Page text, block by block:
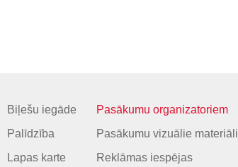
Biļešu iegāde
Palīdzība
Lapas karte
Pasākumu organizatoriem
Pasākumu vizuālie materiāli
Reklāmas iespējas